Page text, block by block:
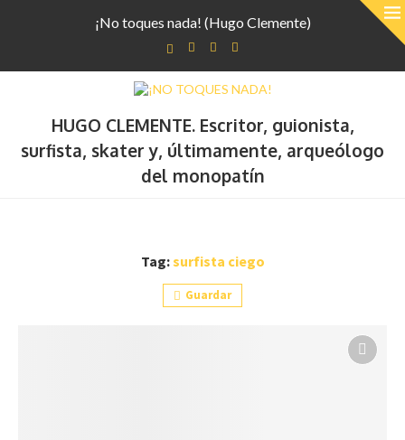
¡No toques nada! (Hugo Clemente)
HUGO CLEMENTE. Escritor, guionista,
surfista, skater y, últimamente, arqueólogo
del monopatín
Tag:surfista ciego
Guardar